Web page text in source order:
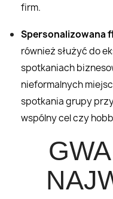
firm.
Spersonalizowana
również służyć do
spotkaniach
nieformalnych
spotkania grupy
wspólny cel czy